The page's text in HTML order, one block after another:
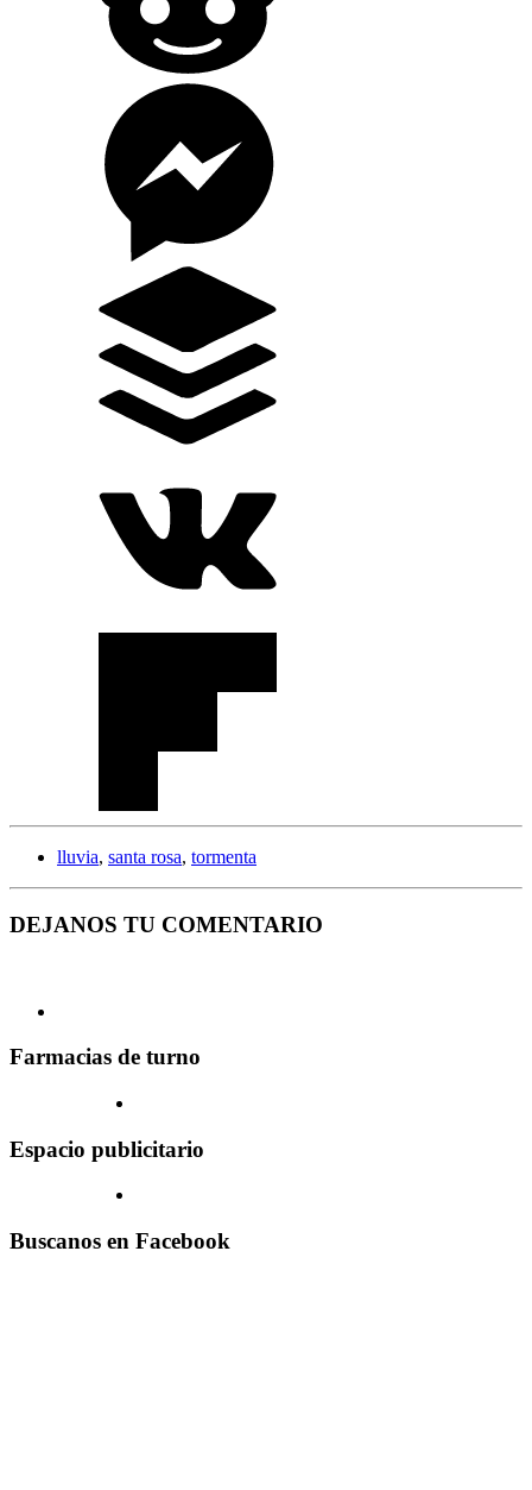
lluvia, santa rosa, tormenta
DEJANOS TU COMENTARIO
Farmacias de turno
Espacio publicitario
Buscanos en Facebook